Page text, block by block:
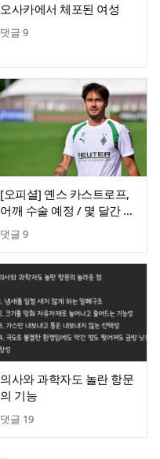
오사카에서 체포된 여성
댓글 9
[오피셜] 옌스 카스트로프,
어깨 수술 예정 / 몇 달간 이
탈
댓글 9
의사와 과학자도 놀란 항문
의 기능
댓글 19